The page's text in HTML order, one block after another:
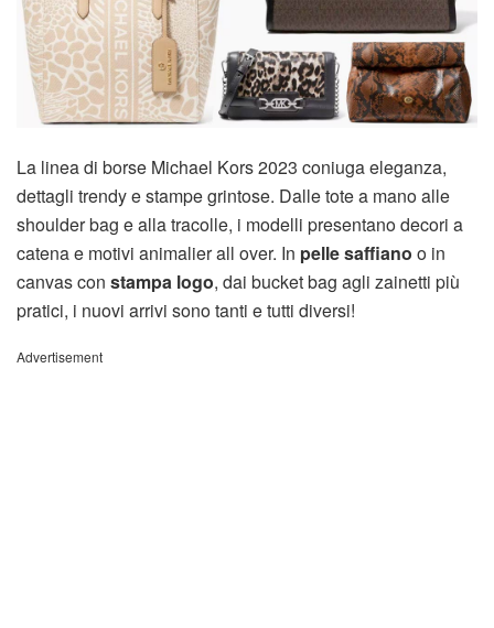
La linea di borse Michael Kors 2023 coniuga eleganza,
dettagli trendy e stampe grintose. Dalle tote a mano alle
shoulder bag e alla tracolle, i modelli presentano decori a
catena e motivi animalier all over. In pelle saffiano o in
canvas con stampa logo, dai bucket bag agli zainetti più
pratici, i nuovi arrivi sono tanti e tutti diversi!
Advertisement